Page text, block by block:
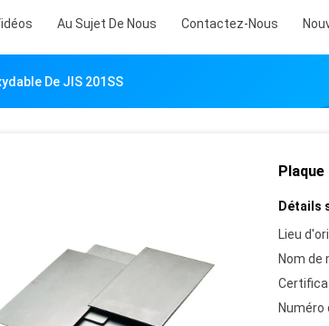
Au Sujet De Nous Contactez-Nous
De JIS 201SS
Plaque
Détails
Lieu
Nom de
Numéro